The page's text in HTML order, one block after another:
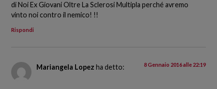
di Noi Ex Giovani Oltre La Sclerosi Multipla perché avremo
vinto noi contro il nemico! !!
Rispondi
Mariangela Lopez ha detto: 8 Gennaio 2016 alle 22:19